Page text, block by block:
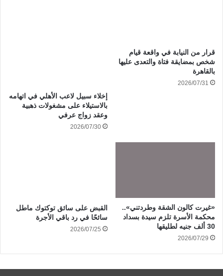
قرار من النيابة في واقعة قيام
شخص بمضايقة فتاة والتعدى عليها
بالقاهرة
2026/07/31
إخلاء سبيل لاعب الأهلي في اتهامه
بالاستيلاء على مشغولات ذهبية
وعقد زواج عرفي
2026/07/30
«غيرت كالون الشقة وطردتني»..
محكمة الأسرة تلزم سيدة بسداد
30 ألف جنيه لطليقها
2026/07/29
القبض على سائق توكتوك ماطل
سائحًا في رد باقي الأجرة
2026/07/25